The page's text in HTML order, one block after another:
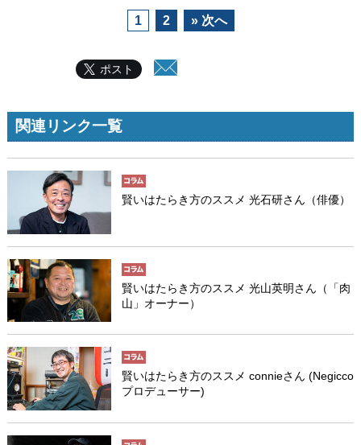
1 2 » 次へ
ポスト
関連リンク一覧
賢いはたらき方のススメ 光石研さん（俳優）
賢いはたらき方のススメ 光山英明さん（「肉
山」オーナー）
賢いはたらき方のススメ connieさん (Negicco
プロデューサー)